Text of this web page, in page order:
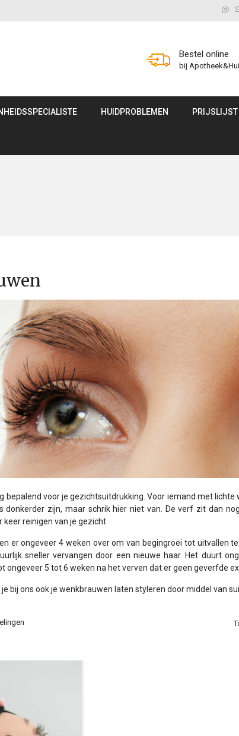
Bestel online
bij
HUIDPROBLEMEN PRIJSLIJST
bepalend voor je gezichtsuitdrukking. Voor iemand met
donkerder zijn, maar schrik hier niet van. De verf zit dan
keer reinigen van je gezicht.
er ongeveer 4 weken over om van begingroei tot uitvallen
sneller vervangen door een nieuwe haar. Het duurt
ongeveer 5 tot 6 weken na het verven dat er geen geverfde
bij ons ook je wenkbrauwen laten styleren door middel van